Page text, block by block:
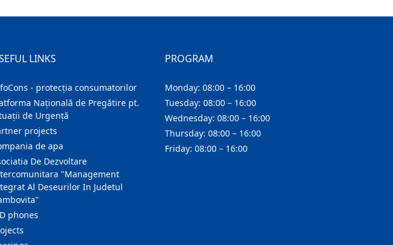
LINKS
- protecția consumatorilor
Națională de Pregătire pt.
de Urgență
projects
de apa
De Dezvoltare
"Management
Al Deseurilor In Judetul
phones
PROGRAM
Monday: 08:00 – 16:00
Tuesday: 08:00 – 16:00
Wednesday: 08:00 – 16:00
Thursday: 08:00 – 16:00
Friday: 08:00 – 16:00